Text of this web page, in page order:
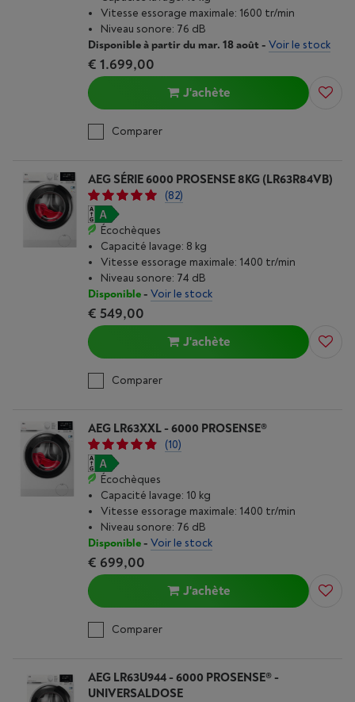
Vitesse essorage maximale: 1600 tr/min
Niveau sonore: 76 dB
Disponible à partir du mar. 18 août- Voir le stock
€ 1.699,00
J'achète
Comparer
AEG SÉRIE 6000 PROSENSE 8KG (LR63R84VB)
(82)
Écochèques
Capacité lavage: 8 kg
Vitesse essorage maximale: 1400 tr/min
Niveau sonore: 74 dB
Disponible- Voir le stock
€ 549,00
J'achète
Comparer
AEG LR63XXL - 6000 PROSENSE®
(10)
Écochèques
Capacité lavage: 10 kg
Vitesse essorage maximale: 1400 tr/min
Niveau sonore: 76 dB
Disponible- Voir le stock
€ 699,00
J'achète
Comparer
AEG LR63U944 - 6000 PROSENSE® -
UNIVERSALDOSE